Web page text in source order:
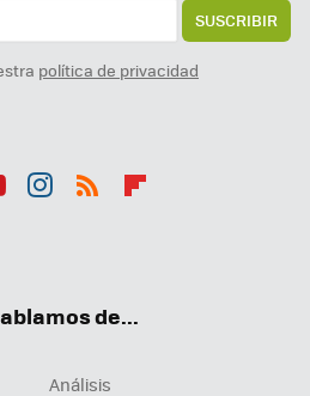
SUSCRIBIR
política de privacidad
de...
Análisis